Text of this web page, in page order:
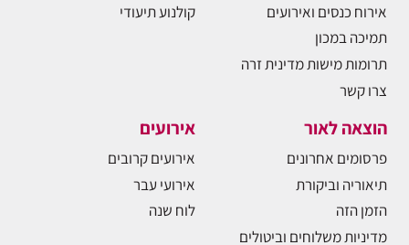
אירוח כנסים ואירועים
תמיכה במכון
תרומות מישות מדינית זרה
צרו קשר
קולנוע תיעודי
הוצאה לאור
פרסומים אחרונים
תיאוריה וביקורת
הזמן הזה
מדיניות משלוחים וביטולים
אירועים
אירועים קרובים
אירועי עבר
לוח שנה